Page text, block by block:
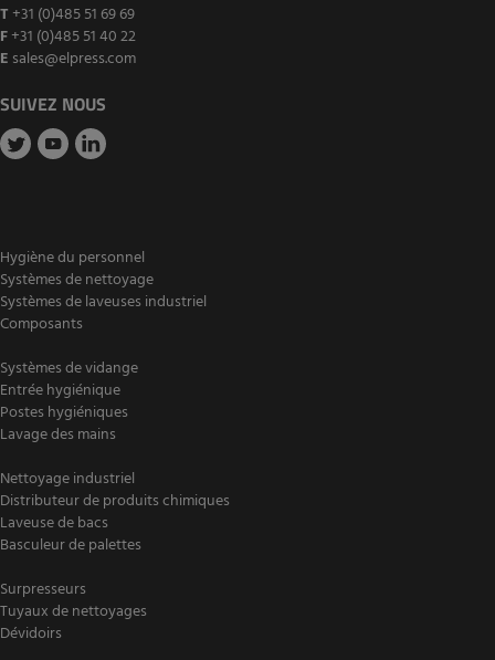
T +31 (0)485 51 69 69
F+31 (0)485 51 40 22
E sales@elpress.com
SUIVEZ NOUS
Hygiène du personnel
Systèmes de nettoyage
Systèmes de laveuses industriel
Composants
Systèmes de vidange
Entrée hygiénique
Postes hygiéniques
Lavage des mains
Nettoyage industriel
Distributeur de produits chimiques
Laveuse de bacs
Basculeur de palettes
Surpresseurs
Tuyaux de nettoyages
Dévidoirs